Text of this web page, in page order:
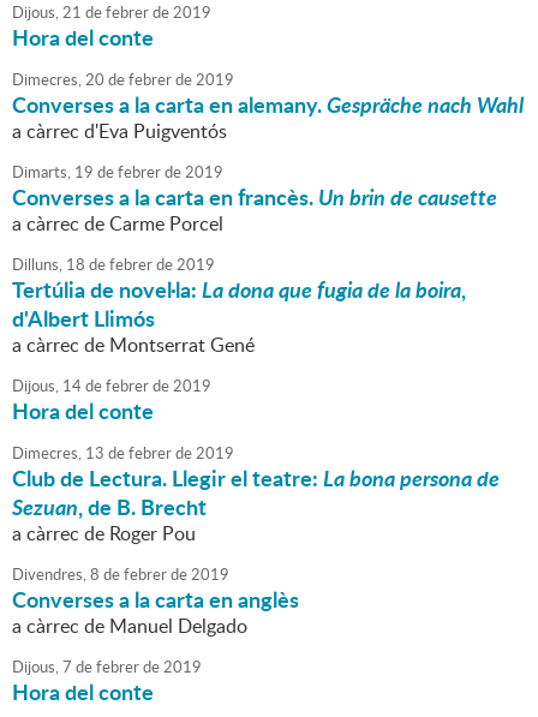
Dijous,21 defebrerde2019
Hora del conte
Dimecres,20 defebrerde2019
Converses a la carta en alemany.Gespräche nach Wahl
a càrrec d'Eva Puigventós
Dimarts, 19 defebrerde2019
Converses a la carta en francès.Un brin de causette
a càrrec de Carme Porcel
Dilluns, 18 defebrerde2019
Tertúlia de novel·la:La dona que fugia de la boira,
d'Albert Llimós
a càrrec de Montserrat Gené
Dijous, 14defebrerde2019
Hora del conte
Dimecres, 13 defebrerde2019
Club de Lectura. Llegir el teatre:La bona persona de
Sezuan, de B. Brecht
a càrrec de Roger Pou
Divendres,8 defebrerde2019
Converses a la carta en anglès
a càrrec de Manuel Delgado
Dijous,7 defebrerde2019
Hora del conte